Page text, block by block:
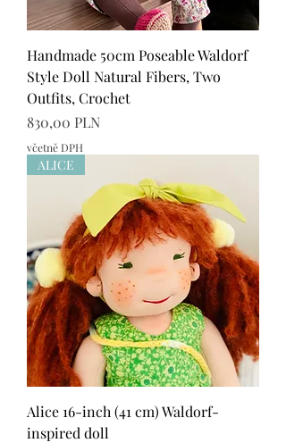
Handmade 50cm Poseable Waldorf
Style Doll Natural Fibers, Two
Outfits, Crochet
Cena
830,00 PLN
včetně DPH
ALICE
Alice 16-inch (41 cm) Waldorf-
inspired doll